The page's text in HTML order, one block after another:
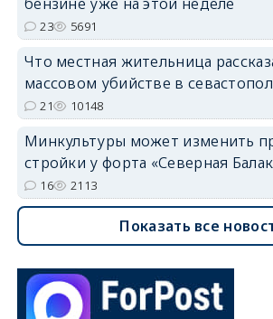
23 5691
Что местная жительница
массовом убийстве в
21 10148
Минкультуры может изменить
стройки у форта «Северная
16 2113
Показать все